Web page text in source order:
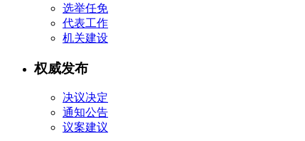
选举任免
代表工作
机关建设
权威发布
决议决定
通知公告
议案建议